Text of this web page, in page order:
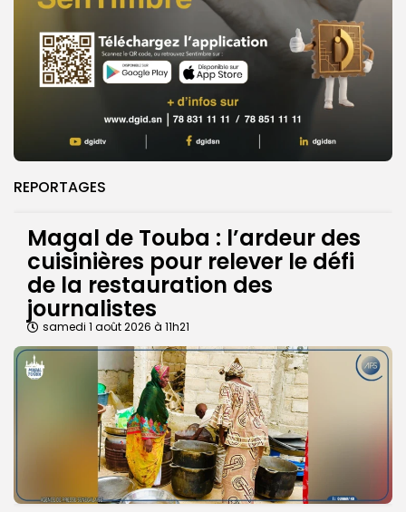
REPORTAGES
Magal de Touba : l’ardeur des
cuisinières pour relever le défi
de la restauration des
journalistes
samedi 1 août 2026 à 11h21